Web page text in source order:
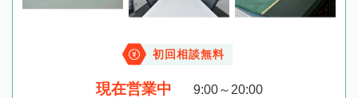
初回相談無料
現在営業中 9:00～20:00